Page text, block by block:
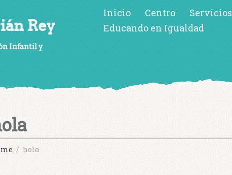
Rey
Infantil y
Inicio Centro Servicios
Educando en Igualdad
hola